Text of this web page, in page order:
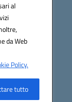
al
da Web
Policy.
tutto